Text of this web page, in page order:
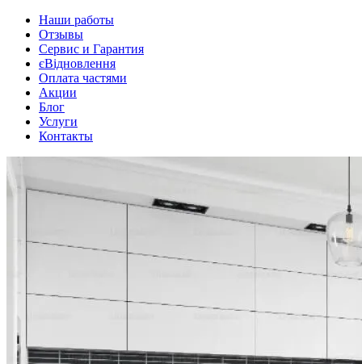
Наши работы
Отзывы
Сервис и Гарантия
єВідновлення
Оплата частями
Акции
Блог
Услуги
Контакты